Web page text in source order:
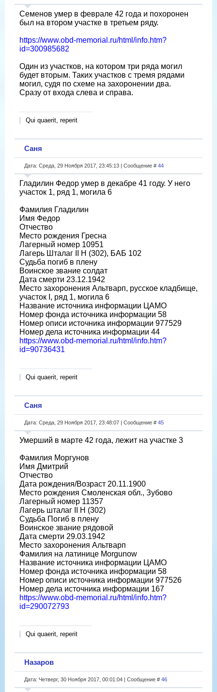
Семенов умер в феврале 42 года и похоронен
был на втором участке в третьем ряду.
https://www.obd-memorial.ru/html/info.htm?
id=300985682
Один из участков, на котором три ряда могил
будет вторым. Таких участков с тремя рядами
могил, судя по схеме на захоронении два.
Сразу от входа слева и справа.
Qui quaerit, reperit
Саня
Дата: Среда, 29 Ноября 2017, 23:45:13 | Сообщение # 44
Гладилин Федор умер в декабре 41 году. У него
участок 1, ряд 1, могила 6
Фамилия Гладилин
Имя Федор
Отчество
Место рождения Гресна
Лагерный номер 10951
Лагерь Шталаг II H (302), БАБ 102
Судьба погиб в плену
Воинское звание солдат
Дата смерти 23.12.1942
Место захоронения Альтварп, русское кладбище,
участок I, ряд 1, могила 6
Название источника информации ЦАМО
Номер фонда источника информации 58
Номер описи источника информации 977529
Номер дела источника информации 44
https://www.obd-memorial.ru/html/info.htm?
id=90736431
Qui quaerit, reperit
Саня
Дата: Среда, 29 Ноября 2017, 23:48:07 | Сообщение # 45
Умерший в марте 42 года, лежит на участке 3
Фамилия Моргунов
Имя Дмитрий
Отчество
Дата рождения/Возраст 20.11.1900
Место рождения Смоленская обл., Зубово
Лагерный номер 11357
Лагерь шталаг II H (302)
Судьба Погиб в плену
Воинское звание рядовой
Дата смерти 29.03.1942
Место захоронения Альтварп
Фамилия на латинице Morgunow
Название источника информации ЦАМО
Номер фонда источника информации 58
Номер описи источника информации 977526
Номер дела источника информации 167
https://www.obd-memorial.ru/html/info.htm?
id=290072793
Qui quaerit, reperit
Назаров
Дата: Четверг, 30 Ноября 2017, 00:01:04 | Сообщение # 46